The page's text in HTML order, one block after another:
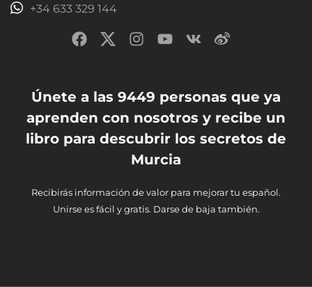
+34 633 329 144
Únete a las 9449 personas que ya
aprenden con nosotros y recibe un
libro para descubrir los secretos de
Murcia
Recibirás información de valor para mejorar tu español.
Unirse es fácil y gratis. Darse de baja también.